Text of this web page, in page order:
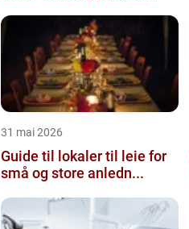
31 mai 2026
Guide til lokaler til leie for
små og store anledn...